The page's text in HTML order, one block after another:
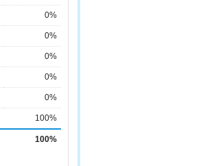
0%
0%
0%
0%
0%
100%
100%